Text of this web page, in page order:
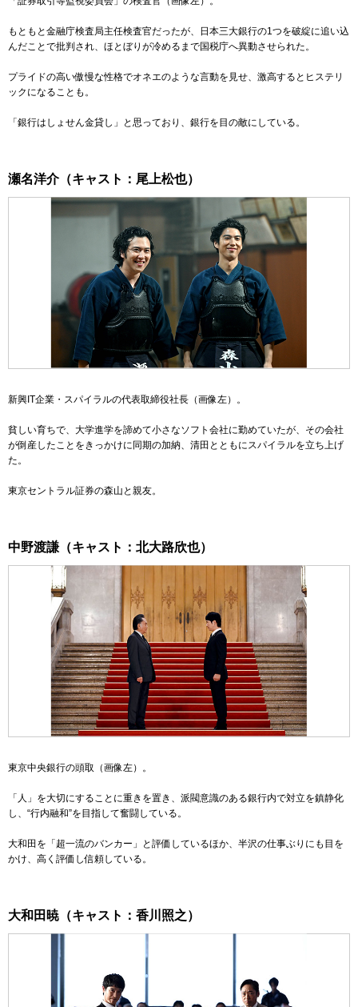
もともと金融庁検査局主任検査官だったが、日本三大銀行の1つを破綻に追い込
んだことで批判され、ほとぼりが冷めるまで国税庁へ異動させられた。
プライドの高い傲慢な性格でオネエのような言動を見せ、激高するとヒステリ
ックになることも。
「銀行はしょせん金貸し」と思っており、銀行を目の敵にしている。
瀬名洋介（キャスト：尾上松也）
新興IT企業・スパイラルの代表取締役社長 （画像左） 。
貧しい育ちで、大学進学を諦めて小さなソフト会社に勤めていたが、その会社
が倒産したことをきっかけに同期の加納、清田とともにスパイラルを立ち上げ
た。
東京セントラル証券の森山と親友。
中野渡謙（キャスト：北大路欣也）
東京中央銀行の頭取 （画像左） 。
「人」を大切にすることに重きを置き、派閥意識のある銀行内で対立を鎮静化
し、“行内融和”を目指して奮闘している。
大和田を「超一流のバンカー」と評価しているほか、半沢の仕事ぶりにも目を
かけ、高く評価し信頼している。
大和田暁（キャスト：香川照之）